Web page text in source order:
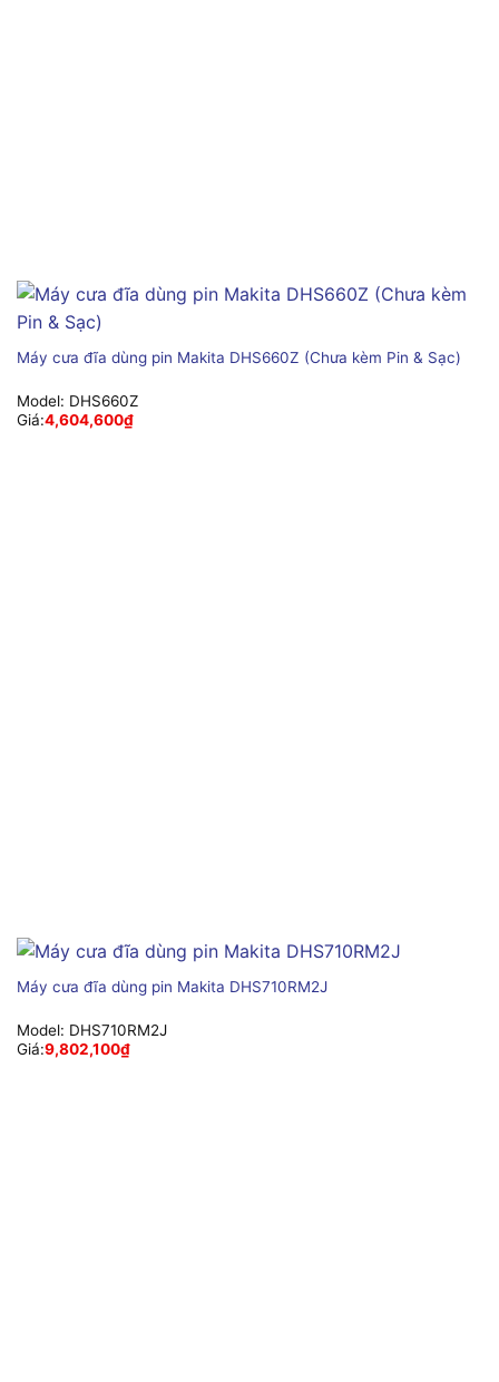
Máy cưa đĩa dùng pin Makita DHS660Z (Chưa kèm Pin & Sạc)
Model: DHS660Z
Giá:4,604,600₫
Máy cưa đĩa dùng pin Makita DHS710RM2J
Model: DHS710RM2J
Giá:9,802,100₫